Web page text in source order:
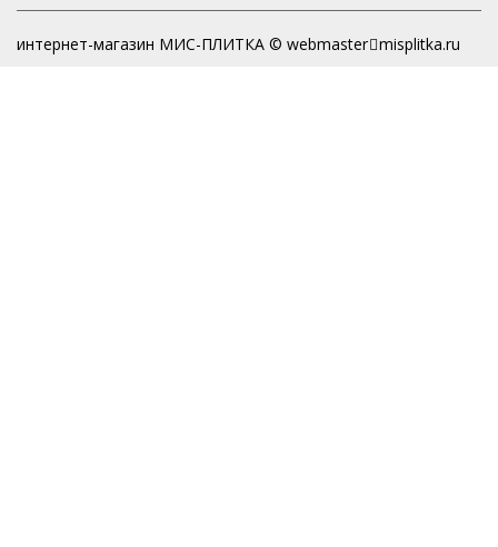
интернет-магазин МИС-ПЛИТКА © webmaster misplitka.ru